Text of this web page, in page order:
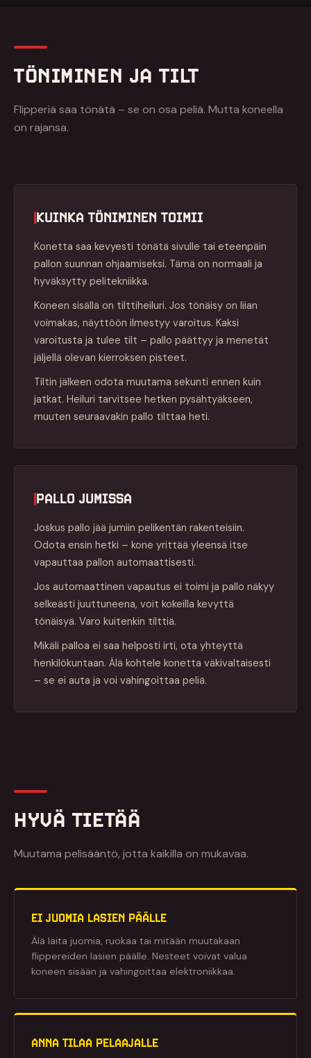
TÖNIMINEN JA TILT
Flipperiä saa tönätä – se on osa peliä. Mutta koneella
on rajansa.
KUINKA TÖNIMINEN TOIMII
Konetta saa kevyesti tönätä sivulle tai eteenpäin
pallon suunnan ohjaamiseksi. Tämä on normaali ja
hyväksytty pelitekniikka.
Koneen sisällä on tilttiheiluri. Jos tönäisy on liian
voimakas, näyttöön ilmestyy varoitus. Kaksi
varoitusta ja tulee tilt – pallo päättyy ja menetät
jäljellä olevan kierroksen pisteet.
Tiltin jälkeen odota muutama sekunti ennen kuin
jatkat. Heiluri tarvitsee hetken pysähtyäkseen,
muuten seuraavakin pallo tilttaa heti.
PALLO JUMISSA
Joskus pallo jää jumiin pelikentän rakenteisiin.
Odota ensin hetki – kone yrittää yleensä itse
vapauttaa pallon automaattisesti.
Jos automaattinen vapautus ei toimi ja pallo näkyy
selkeästi juuttuneena, voit kokeilla kevyttä
tönäisyä. Varo kuitenkin tilttiä.
Mikäli palloa ei saa helposti irti, ota yhteyttä
henkilökuntaan. Älä kohtele konetta väkivaltaisesti
– se ei auta ja voi vahingoittaa peliä.
HYVÄ TIETÄÄ
Muutama pelisääntö, jotta kaikilla on mukavaa.
EI JUOMIA LASIEN PÄÄLLE
Älä laita juomia, ruokaa tai mitään muutakaan
flippereiden lasien päälle. Nesteet voivat valua
koneen sisään ja vahingoittaa elektroniikkaa.
ANNA TILAA PELAAJALLE